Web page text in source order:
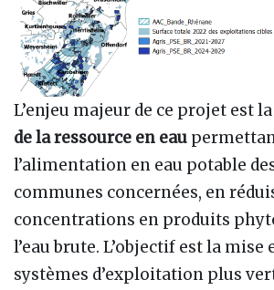
L’enjeu majeur de ce projet est la
de la ressource en eau
l’alimentation en eau potable
communes concernées, en
concentrations en produits
l’eau brute. L’objectif est la mise
systèmes d’exploitation plus